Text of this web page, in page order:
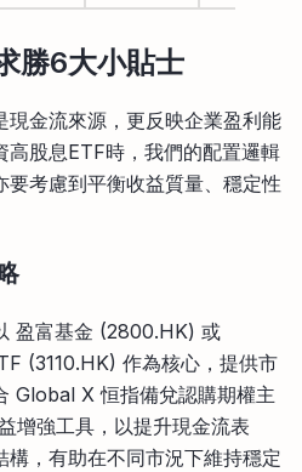
勝6大小貼士
現金流來源，更反映企業盈利能
高股息ETF時，我們的配置邏輯
要考慮到平衡收益質量、穩定性
盈富基金 (2800.HK) 或
(3110.HK) 作為核心，提供市
Global X 恒指備兌認購期權主
增強工具，以提升現金流表
，有助在不同市況下維持穩定